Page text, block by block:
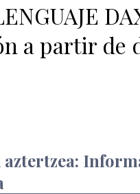
a partir de
aztertzea: